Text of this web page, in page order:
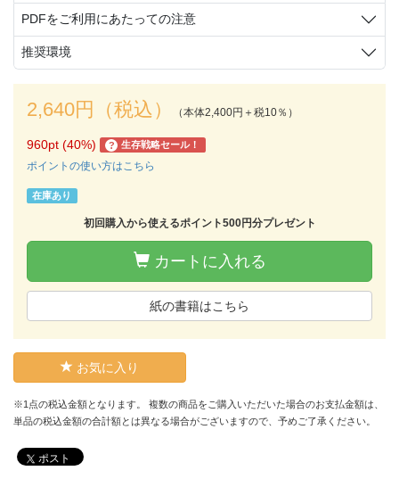
PDFをご利用にあたっての注意
推奨環境
2,640円（税込） （本体2,400円＋税10％）
960pt (40%) ? 生存戦略セール！
ポイントの使い方はこちら
在庫あり
初回購入から使えるポイント500円分プレゼント
カートに入れる
紙の書籍はこちら
お気に入り
※1点の税込金額となります。 複数の商品をご購入いただいた場合のお支払金額は、
単品の税込金額の合計額とは異なる場合がございますので、予めご了承ください。
ポスト